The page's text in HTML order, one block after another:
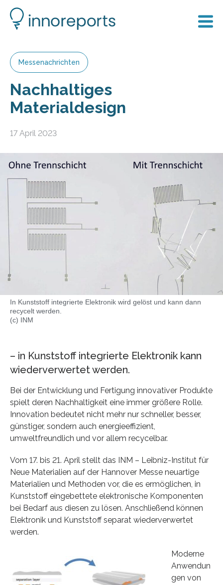
Messenachrichten
Nachhaltiges
Materialdesign
17 April 2023
In Kunststoff integrierte Elektronik wird gelöst und kann dann
recycelt werden.
(c) INM
– in Kunststoff integrierte Elektronik kann
wiederverwertet werden.
Bei der Entwicklung und Fertigung innovativer Produkte
spielt deren Nachhaltigkeit eine immer größere Rolle.
Innovation bedeutet nicht mehr nur schneller, besser,
günstiger, sondern auch energieeffizient,
umweltfreundlich und vor allem recycelbar.
Vom 17. bis 21. April stellt das INM – Leibniz-Institut für
Neue Materialien auf der Hannover Messe neuartige
Materialien und Methoden vor, die es ermöglichen, in
Kunststoff eingebettete elektronische Komponenten
bei Bedarf aus diesen zu lösen. Anschließend können
Elektronik und Kunststoff separat wiederverwertet
werden.
Moderne
Anwendun
gen von